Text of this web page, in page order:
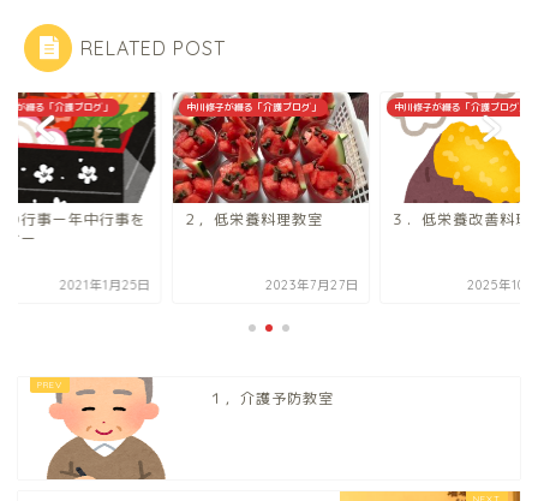
RELATED POST
子が綴る「介護ブログ」
の行事ー年中行事を
むー
2021年1月25日
中川修子が綴る「介護ブログ」
２，低栄養料理教室
2023年7月27日
中川修子が綴る「介護ブログ」
３．低栄養改善料理
2025年10
１，介護予防教室